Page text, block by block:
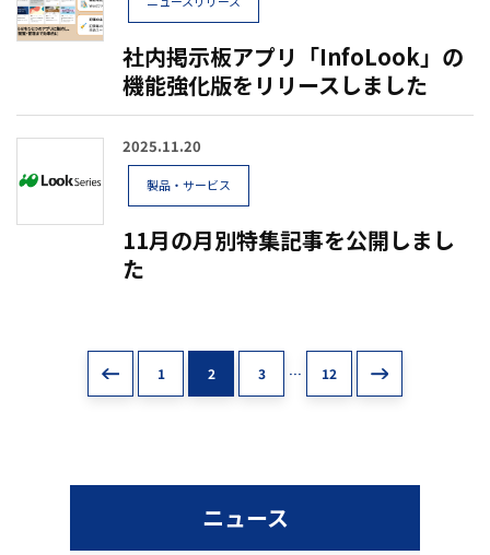
社内掲示板アプリ「InfoLook」の
機能強化版をリリースしました
2025.11.20
製品・サービス
11月の月別特集記事を公開しまし
た
1 2 3 … 12
ニュース